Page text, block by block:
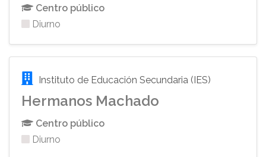
Centro público
Diurno
Instituto de Educación Secundaria (IES)
Hermanos Machado
Centro público
Diurno